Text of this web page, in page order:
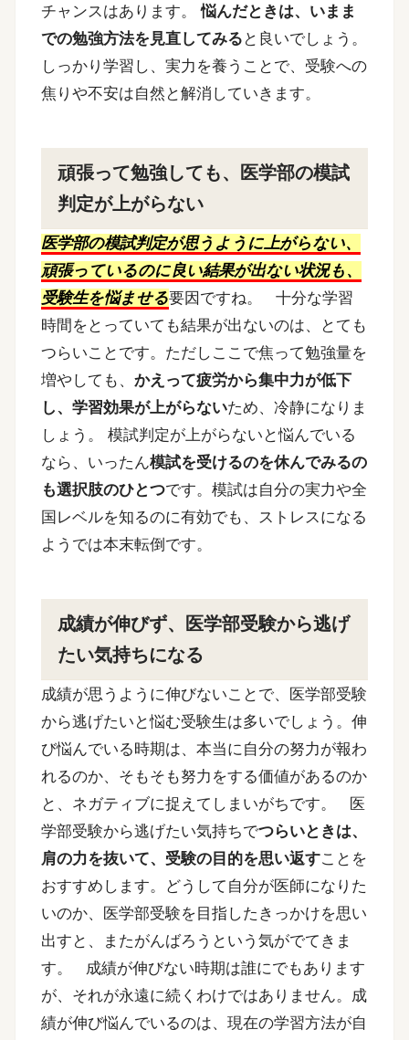
チャンスはあります。
悩んだときは、いまま
での勉強方法を見直してみる と良いでしょう。
しっかり学習し、実力を養うことで、受験への
焦りや不安は自然と解消していきます。
頑張って勉強しても、医学部の模試
判定が上がらない
医学部の模試判定が思うように上がらない、
頑張っているのに良い結果が出ない状況も、
受験生を悩ませる要因ですね。
十分な学習
時間をとっていても結果が出ないのは、とても
つらいことです。ただしここで焦って勉強量を
増やしても、かえって疲労から集中力が低下
し、学習効果が上がらないため、冷静になりま
しょう。
模試判定が上がらないと悩んでいる
なら、いったん模試を受けるのを休んでみるの
も選択肢のひとつです。模試は自分の実力や全
国レベルを知るのに有効でも、ストレスになる
ようでは本末転倒です。
成績が伸びず、医学部受験から逃げ
たい気持ちになる
成績が思うように伸びないことで、医学部受験
から逃げたいと悩む受験生は多いでしょう。伸
び悩んでいる時期は、本当に自分の努力が報わ
れるのか、そもそも努力をする価値があるのか
と、ネガティブに捉えてしまいがちです。
医
学部受験から逃げたい気持ちでつらいときは、
肩の力を抜いて、受験の目的を思い返すことを
おすすめします。どうして自分が医師になりた
いのか、医学部受験を目指したきっかけを思い
出すと、またがんばろうという気がでてきま
す。
成績が伸びない時期は誰にでもあります
が、それが永遠に続くわけではありません。成
績が伸び悩んでいるのは、現在の学習方法が自